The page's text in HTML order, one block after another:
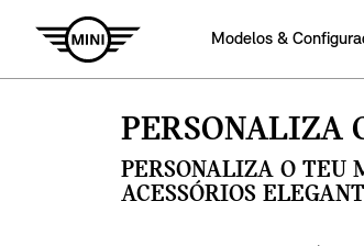
Modelos &
PERSONALIZA
PERSONALIZA O TEU
ACESSÓRIOS